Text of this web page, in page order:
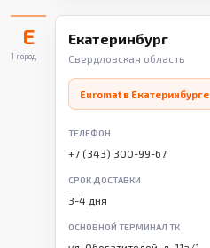
Е
1 город
Екатеринбург
Свердловская область
Euromat в Екатеринбурге
ТЕЛЕФОН
+7 (343) 300-99-67
СРОК ДОСТАВКИ
3-4 дня
ОСНОВНОЙ ТЕРМИНАЛ ТК